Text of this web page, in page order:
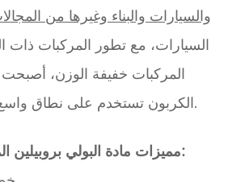
والسيارات والبناء وغيرها من
السيارات، مع تطور المركبات ذات
المركبات خفيفة الوزن، أصبحت
الكربون تستخدم على نطاق واسع في مجال السيارات.
مميزات مادة البولي بروبيلين المقواة بألياف الكربون: